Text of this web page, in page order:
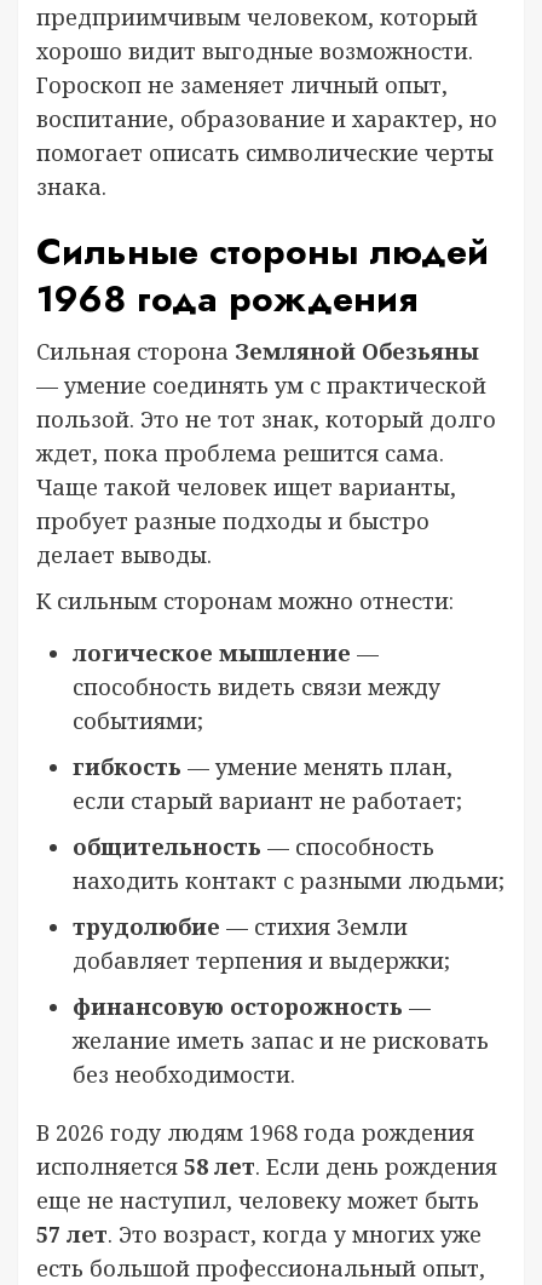
предприимчивым человеком, который
хорошо видит выгодные возможности.
Гороскоп не заменяет личный опыт,
воспитание, образование и характер, но
помогает описать символические черты
знака.
Сильные стороны людей
1968 года рождения
Сильная сторона Земляной Обезьяны
— умение соединять ум с практической
пользой. Это не тот знак, который долго
ждет, пока проблема решится сама.
Чаще такой человек ищет варианты,
пробует разные подходы и быстро
делает выводы.
К сильным сторонам можно отнести:
логическое мышление —
способность видеть связи между
событиями;
гибкость — умение менять план,
если старый вариант не работает;
общительность — способность
находить контакт с разными людьми;
трудолюбие — стихия Земли
добавляет терпения и выдержки;
финансовую осторожность —
желание иметь запас и не рисковать
без необходимости.
В 2026 году людям 1968 года рождения
исполняется 58 лет. Если день рождения
еще не наступил, человеку может быть
57 лет. Это возраст, когда у многих уже
есть большой профессиональный опыт,